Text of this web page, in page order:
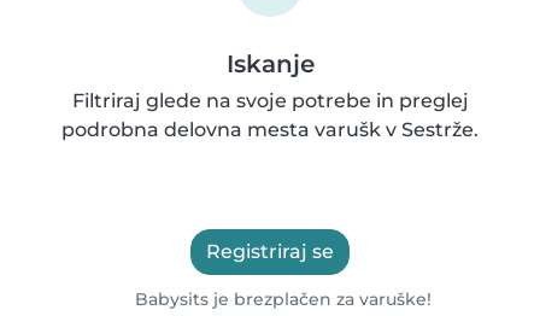
Iskanje
Filtriraj glede na svoje potrebe in preglej
podrobna delovna mesta varušk v Sestrže.
Registriraj se
Babysits je brezplačen za varuške!